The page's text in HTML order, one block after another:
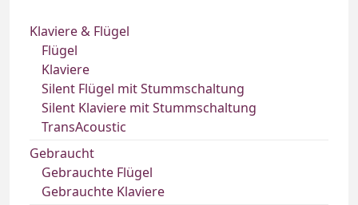
Klaviere & Flügel
Flügel
Klaviere
Silent Flügel mit Stummschaltung
Silent Klaviere mit Stummschaltung
TransAcoustic
Gebraucht
Gebrauchte Flügel
Gebrauchte Klaviere